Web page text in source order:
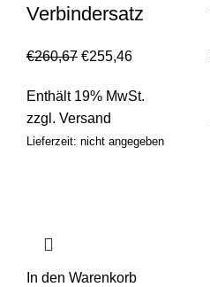
Verbindersatz
€260,67 €255,46
Enthält 19% MwSt.
zzgl. Versand
Lieferzeit: nicht angegeben
In den Warenkorb